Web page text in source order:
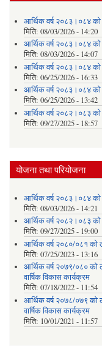
आर्थिक वर्ष २०८३।०८४
मिति: 08/03/2026 - 14:20
आर्थिक वर्ष २०८३।०८४ को
मिति: 08/03/2026 - 14:07
आर्थिक वर्ष २०८३।०८४
मिति: 06/25/2026 - 16:33
आर्थिक वर्ष २०८३।०८४ को
मिति: 06/25/2026 - 13:42
आर्थिक वर्ष २०८२।०८३ को
मिति: 09/27/2025 - 18:57
योजना तथा परियोजना
आर्थिक वर्ष २०८३।०८४
मिति: 08/03/2026 - 14:21
आर्थिक वर्ष २०८२।०८३ को
मिति: 09/27/2025 - 19:00
आर्थिक वर्ष २०८०/०८१ को
मिति: 07/25/2023 - 13:16
आर्थिक वर्ष २०७९/०८० को
वार्षिक विकास कार्यक्रम
मिति: 07/18/2022 - 11:54
आर्थिक वर्ष २०७८/०७९ को
वार्षिक विकास कार्यक्रम
मिति: 10/01/2021 - 11:57